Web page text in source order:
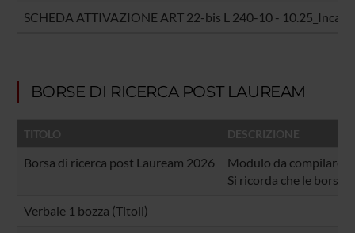
SCHEDA ATTIVAZIONE ART 22-bis L 240-10 -
BORSE DI RICERCA POST LAUREAM
TITOLO DESCRIZIONE
Borsa di ricerca post Lauream 2026
Modulo da compilare
Si ricorda che le borse
Verbale 1 bozza (Titoli)